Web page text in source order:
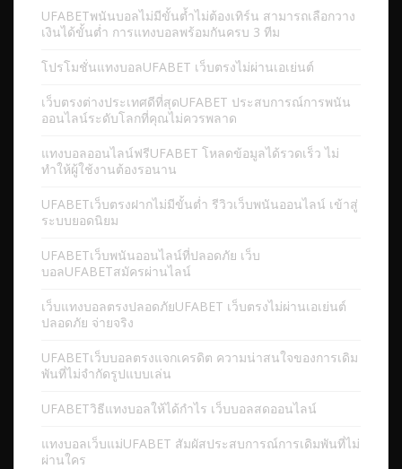
UFABETพนันบอลไม่มีขั้นต้ำไม่ต้องเทิร์น สามารถเลือกวาง
เงินได้ขั้นต่ำ การแทงบอลพร้อมกันครบ 3 ทีม
โปรโมชั่นแทงบอลUFABET เว็บตรงไม่ผ่านเอเย่นต์
เว็บตรงต่างประเทศดีที่สุดUFABET ประสบการณ์การพนัน
ออนไลน์ระดับโลกที่คุณไม่ควรพลาด
แทงบอลออนไลน์ฟรีUFABET โหลดข้อมูลได้รวดเร็ว ไม่
ทำให้ผู้ใช้งานต้องรอนาน
UFABETเว็บตรงฝากไม่มีขั้นต่ำ รีวิวเว็บพนันออนไลน์ เข้าสู่
ระบบยอดนิยม
UFABETเว็บพนันออนไลน์ที่ปลอดภัย เว็บ
บอลUFABETสมัครผ่านไลน์
เว็บแทงบอลตรงปลอดภัยUFABET เว็บตรงไม่ผ่านเอเย่นต์
ปลอดภัย จ่ายจริง
UFABETเว็บบอลตรงแจกเครดิต ความน่าสนใจของการเดิม
พันที่ไม่จำกัดรูปแบบเล่น
UFABETวิธีแทงบอลให้ได้กำไร เว็บบอลสดออนไลน์
แทงบอลเว็บแม่UFABET สัมผัสประสบการณ์การเดิมพันที่ไม่
ผ่านใคร